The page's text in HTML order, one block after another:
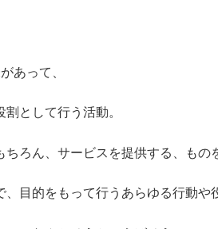
あって、
として行う活動。
ろん、サービスを提供する、もの
目的をもって行うあらゆる行動や